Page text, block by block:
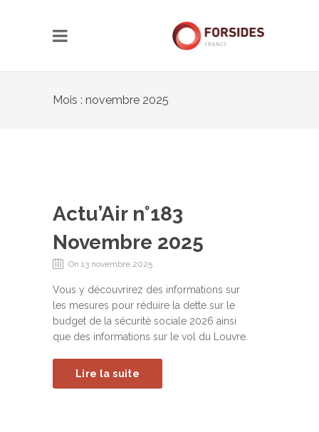
Mois : novembre 2025
Actu’Air n°183
Novembre 2025
On 13 novembre 2025
Vous y découvrirez des informations sur
les mesures pour réduire la dette sur le
budget de la sécurité sociale 2026 ainsi
que des informations sur le vol du Louvre.
Lire la suite